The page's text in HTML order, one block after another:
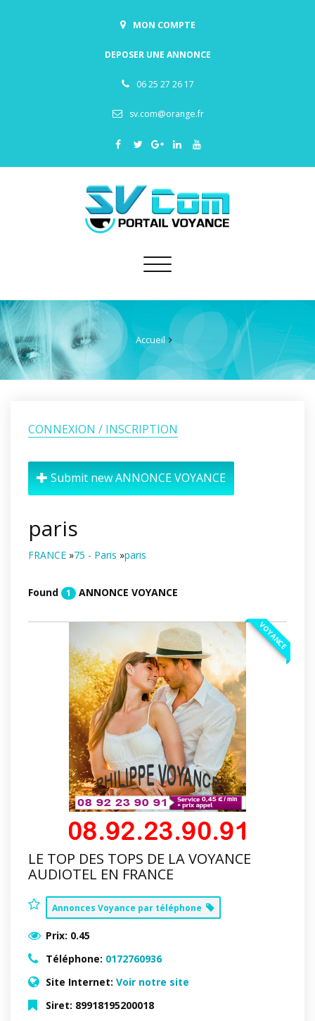
MON COMPTE
DEPOSER UNE ANNONCE
06 25 27 26 17
sv.com@orange.fr
Toggle
Accueil
CONNEXION / INSCRIPTION
Submit new ANNONCE VOYANCE
paris
FRANCE »75 - Paris »paris
Found 1 ANNONCE VOYANCE
VOYANCE
LE TOP DES TOPS DE LA VOYANCE
AUDIOTEL EN FRANCE
Annonces Voyance par téléphone
Prix: 0.45
Téléphone: 0172760936
Site Internet: Voir notre site
Siret: 89918195200018